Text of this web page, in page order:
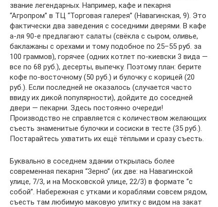
звание легендарных. Например, кафе и пекарня
“Агропром” в ТЦ “Торговая галерея” (Навагинская, 9). Это
фактически два заведения с соседними дверями. В кафе
а-ля 90-е предлагают салаты (свёкла с сыром, оливье,
баклажаны с орехами и тому подобное по 25–55 руб. за
100 граммов), горячее (одних котлет по-киевски 3 вида —
все по 68 руб.), десерты, выпечку. Поэтому план: берите
кофе по-восточному (50 руб.) и булочку с корицей (20
руб.). Если последней не оказалось (случается часто
ввиду их дикой популярности), дойдите до соседней
двери — пекарни. Здесь постоянно очереди!
Производство не справляется с количеством желающих
съесть знаменитые булочки и сосиски в тесте (35 руб.).
Постарайтесь ухватить их ещё тёплыми и сразу съесть.
Буквально в соседнем здании открылась более
современная пекарня “Зерно” (их две: на Навагинской
улице, 7/3, и на Московской улице, 22/3) в формате “с
собой”. Набережная с утками и кораблями совсем рядом,
съесть там любимую маковую улитку с видом на закат